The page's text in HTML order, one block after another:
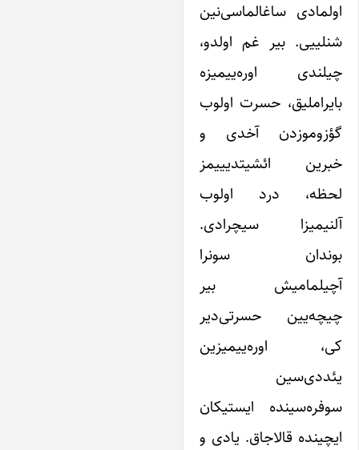
ساغالماسی‌نین
بیر غم اولدو،
اوره‌ییمیزه
حسرت اولوب
آخدی و
ائشیتدیییمز
درد اولوب
سیچرادی.
سونرا
بیر
حسرتی‌دیر
اوره‌ییمیزین
ایستیکان
قالاجاق. یادی و